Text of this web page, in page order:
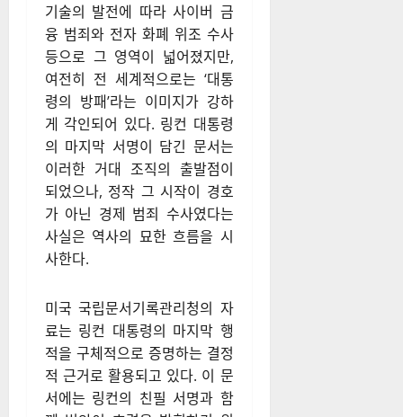
기술의 발전에 따라 사이버 금
융 범죄와 전자 화폐 위조 수사
등으로 그 영역이 넓어졌지만,
여전히 전 세계적으로는 ‘대통
령의 방패’라는 이미지가 강하
게 각인되어 있다. 링컨 대통령
의 마지막 서명이 담긴 문서는
이러한 거대 조직의 출발점이
되었으나, 정작 그 시작이 경호
가 아닌 경제 범죄 수사였다는
사실은 역사의 묘한 흐름을 시
사한다.
미국 국립문서기록관리청의 자
료는 링컨 대통령의 마지막 행
적을 구체적으로 증명하는 결정
적 근거로 활용되고 있다. 이 문
서에는 링컨의 친필 서명과 함